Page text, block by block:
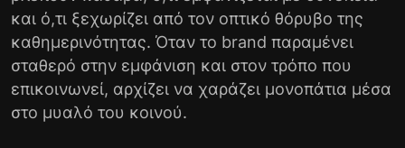
και ό,τι ξεχωρίζει από τον οπτικό θόρυβο της
καθημερινότητας. Όταν το brand παραμένει
σταθερό στην εμφάνιση και στον τρόπο που
επικοινωνεί, αρχίζει να χαράζει μονοπάτια μέσα
στο μυαλό του κοινού.